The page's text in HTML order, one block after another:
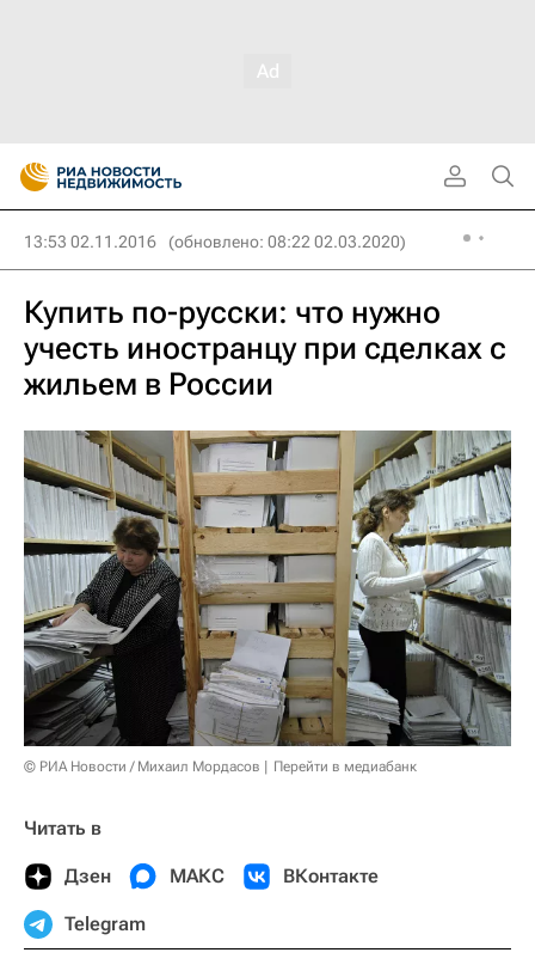
13:53 02.11.2016 (обновлено: 08:22 02.03.2020)
Купить по-русски: что нужно
учесть иностранцу при сделках с
жильем в России
© РИА Новости / Михаил Мордасов Перейти в медиабанк
Читать в
Дзен МАКС ВКонтакте
Telegram